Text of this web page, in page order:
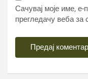
Сачувај моје име,
прегледачу веба